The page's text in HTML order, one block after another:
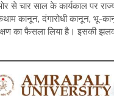
से चार साल के कार्यकाल पर
कानून, दंगारोधी कानून, भू-
का फैसला लिया है। इसकी